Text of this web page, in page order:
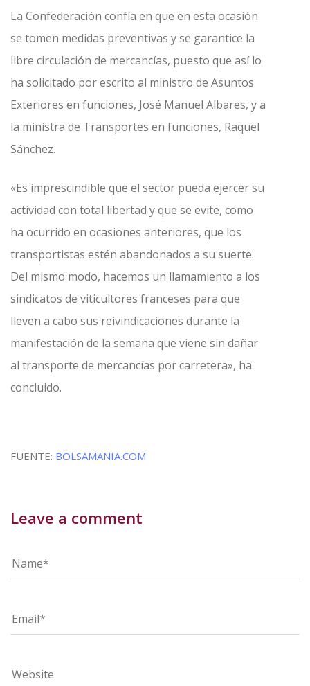
La Confederación confía en que en esta ocasión
se tomen medidas preventivas y se garantice la
libre circulación de mercancías, puesto que así lo
ha solicitado por escrito al ministro de Asuntos
Exteriores en funciones, José Manuel Albares, y a
la ministra de Transportes en funciones, Raquel
Sánchez.
«Es imprescindible que el sector pueda ejercer su
actividad con total libertad y que se evite, como
ha ocurrido en ocasiones anteriores, que los
transportistas estén abandonados a su suerte.
Del mismo modo, hacemos un llamamiento a los
sindicatos de viticultores franceses para que
lleven a cabo sus reivindicaciones durante la
manifestación de la semana que viene sin dañar
al transporte de mercancías por carretera», ha
concluido.
FUENTE: BOLSAMANIA.COM
Leave a comment